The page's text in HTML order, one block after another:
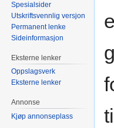
Spesialsider
Utskriftsvennlig versjon
Permanent lenke
Sideinformasjon
Eksterne lenker
Oppslagsverk
Eksterne lenker
Annonse
Kjøp annonseplass